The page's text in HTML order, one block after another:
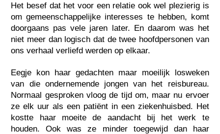
Het besef dat het voor een relatie ook wel plezierig is
om gemeenschappelijke interesses te hebben, komt
doorgaans pas vele jaren later. En daarom was het
niet meer dan logisch dat de twee hoofdpersonen van
ons verhaal verliefd werden op elkaar.
Eegje kon haar gedachten maar moeilijk losweken
van die ondernemende jongen van het reisbureau.
Normaal gesproken vloog de tijd om, maar nu ervoer
ze elk uur als een patiënt in een ziekenhuisbed. Het
kostte haar moeite de aandacht bij het werk te
houden. Ook was ze minder toegewijd dan haar